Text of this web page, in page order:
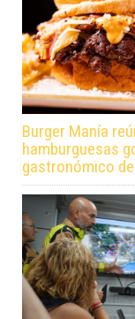
Burger Manía
hamburguesas
gastronómico